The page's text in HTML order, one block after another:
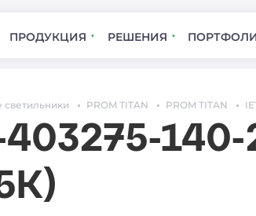
ПРОДУКЦИЯ РЕШЕНИЯ
PROM TITAN PROM TITAN